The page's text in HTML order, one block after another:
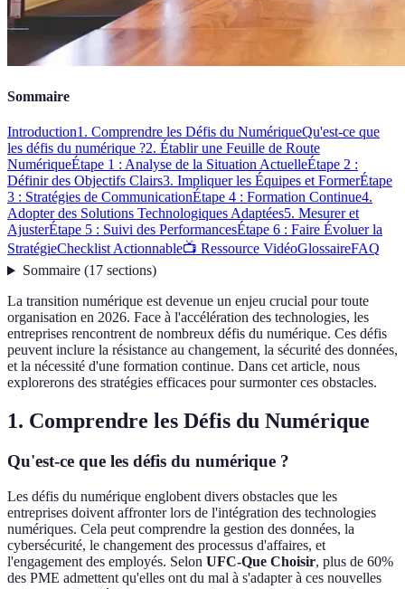
Sommaire
Introduction1. Comprendre les Défis du NumériqueQu'est-ce que
les défis du numérique ?2. Établir une Feuille de Route
NumériqueÉtape 1 : Analyse de la Situation ActuelleÉtape 2 :
Définir des Objectifs Clairs3. Impliquer les Équipes et FormerÉtape
3 : Stratégies de CommunicationÉtape 4 : Formation Continue4.
Adopter des Solutions Technologiques Adaptées5. Mesurer et
AjusterÉtape 5 : Suivi des PerformancesÉtape 6 : Faire Évoluer la
StratégieChecklist Actionnable📺 Ressource VidéoGlossaireFAQ
Sommaire(17 sections)
La transition numérique est devenue un enjeu crucial pour toute
organisation en 2026. Face à l'accélération des technologies, les
entreprises rencontrent de nombreux défis du numérique. Ces défis
peuvent inclure la résistance au changement, la sécurité des données,
et la nécessité d'une formation continue. Dans cet article, nous
explorerons des stratégies efficaces pour surmonter ces obstacles.
1. Comprendre les Défis du Numérique
Qu'est-ce que les défis du numérique ?
Les défis du numérique englobent divers obstacles que les
entreprises doivent affronter lors de l'intégration des technologies
numériques. Cela peut comprendre la gestion des données, la
cybersécurité, le changement des processus d'affaires, et
l'engagement des employés. Selon UFC-Que Choisir, plus de 60%
des PME admettent qu'elles ont du mal à s'adapter à ces nouvelles